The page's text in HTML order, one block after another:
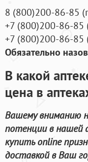
8 (800)200-86-85 (
+7 (800)200-86-85
+7 (800)200-86-85
Обязательно
В какой
цена в
Вашему вниманию
потенции в нашей
купить online
доставкой в Ваш